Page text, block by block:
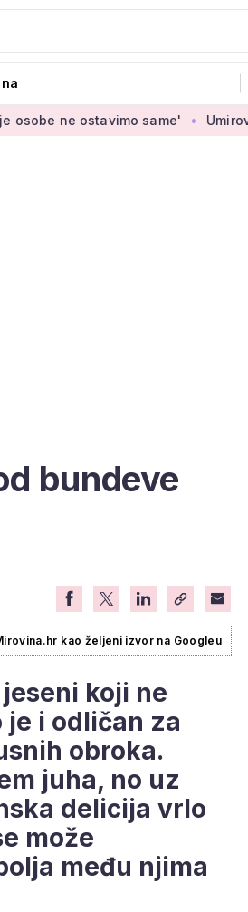
same' Umirovljenica
bundeve
kao željeni izvor na Googleu
koji ne
i odličan za
obroka.
juha, no uz
delicija vrlo
može
među njima